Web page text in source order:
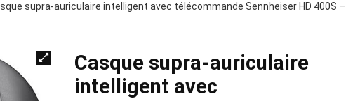
supra-auriculaire intelligent avec télécommande Sennheiser HD 400S –
Casque supra-auriculaire
intelligent avec